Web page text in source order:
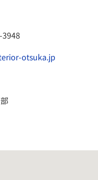
otsuka.jp